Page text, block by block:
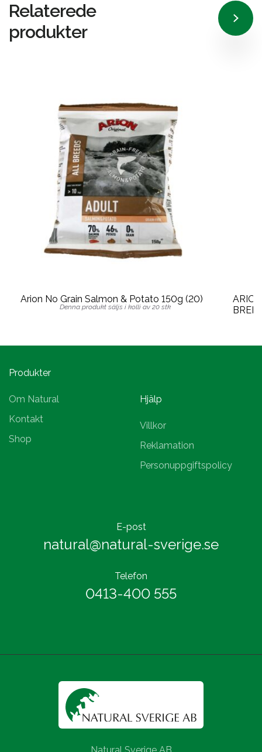
Relaterede
produkter
Arion No Grain Salmon & Potato 150g (20)
Denna produkt säljs i kolli av 20 stk
Produkter
Om Natural
Kontakt
Shop
Hjälp
Villkor
Reklamation
Personuppgiftspolicy
E-post
natural@natural-sverige.se
Telefon
0413-400 555